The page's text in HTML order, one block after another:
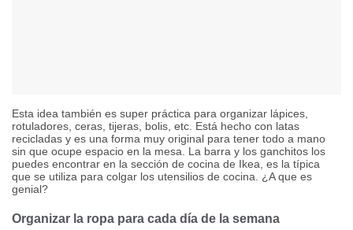
Esta idea también es super práctica para organizar lápices,
rotuladores, ceras, tijeras, bolis, etc. Está hecho con latas
recicladas y es una forma muy original para tener todo a mano
sin que ocupe espacio en la mesa. La barra y los ganchitos los
puedes encontrar en la sección de cocina de Ikea, es la típica
que se utiliza para colgar los utensilios de cocina. ¿A que es
genial?
Organizar la ropa para cada día de la semana